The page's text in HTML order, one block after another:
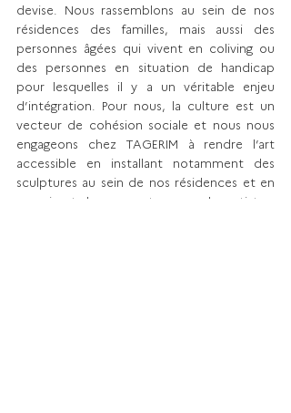
devise. Nous rassemblons au sein de nos
résidences des familles, mais aussi des
personnes âgées qui vivent en coliving ou
des personnes en situation de handicap
pour lesquelles il y a un véritable enjeu
d’intégration. Pour nous, la culture est un
vecteur de cohésion sociale et nous nous
engageons chez TAGERIM à rendre l’art
accessible en installant notamment des
sculptures au sein de nos résidences et en
organisant des rencontres avec les artistes.